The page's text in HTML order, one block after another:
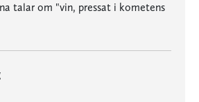
talar om "vin, pressat i kometens